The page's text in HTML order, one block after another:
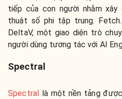
tiếp của con người nhằm
thuật số phi tập trung.
DeltaV, một giao diện trò
người dùng tương tác với AI
Spectral
Spectral
là một nền tảng